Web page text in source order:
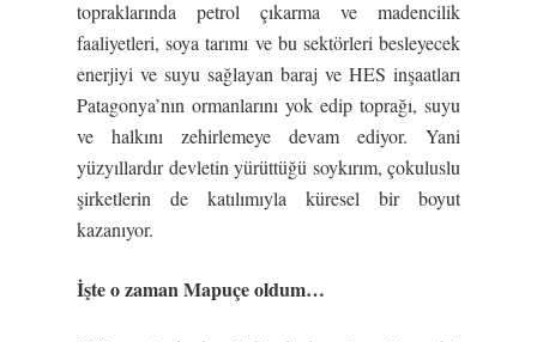
topraklarında petrol çıkarma ve madencilik
faaliyetleri, soya tarımı ve bu sektörleri besleyecek
enerjiyi ve suyu sağlayan baraj ve HES inşaatları
Patagonya’nın ormanlarını yok edip toprağı, suyu
ve halkını zehirlemeye devam ediyor. Yani
yüzyıllardır devletin yürüttüğü soykırım, çokuluslu
şirketlerin de katılımıyla küresel bir boyut
kazanıyor.
İşte o zaman Mapuçe oldum…